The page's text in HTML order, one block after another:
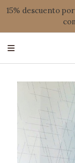
15% descuento